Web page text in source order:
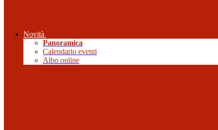
Novità
Panoramica
Calendario eventi
Albo online